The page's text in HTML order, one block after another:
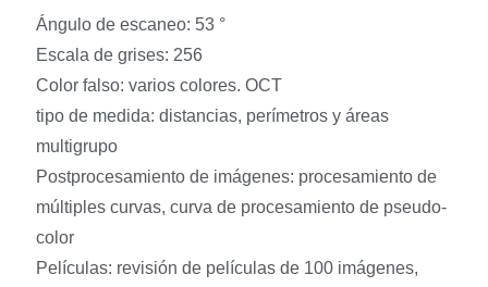
Ángulo de escaneo: 53 °
Escala de grises: 256
Color falso: varios colores. OCT
tipo de medida: distancias, perímetros y áreas
multigrupo
Postprocesamiento de imágenes: procesamiento de
múltiples curvas, curva de procesamiento de pseudo-
color
Películas: revisión de películas de 100 imágenes,